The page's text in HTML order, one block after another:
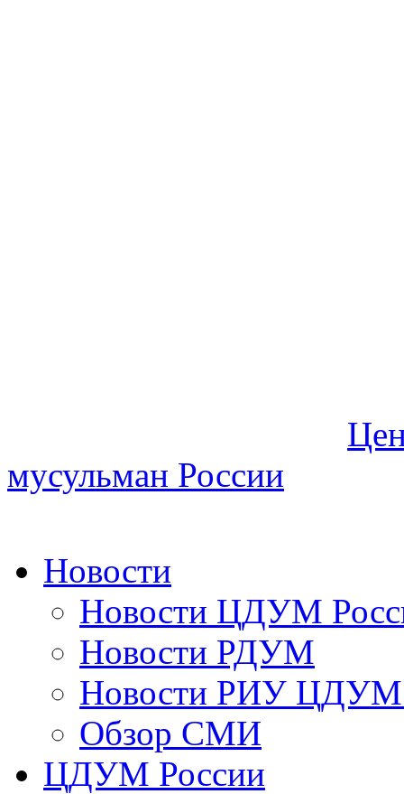
мусульман России
Новости
Новости ЦДУМ
Новости РДУМ
Новости РИУ ЦДУМ
Обзор СМИ
ЦДУМ России